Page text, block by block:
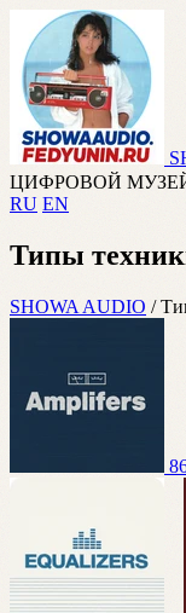
ЦИФРОВОЙ
RU EN
Типы
SHOWA AUDIO /